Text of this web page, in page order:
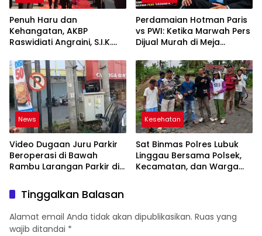
Penuh Haru dan
Kehangatan, AKBP
Raswidiati Angraini, S.I.K.
Lampung Utara
Perdamaian Hotman Paris
vs PWI: Ketika Marwah Pers
Dijual Murah di Meja
Syamsul Hadie (ASH)”
News
Video Dugaan Juru Parkir
Beroperasi di Bawah
Rambu Larangan Parkir di
Warganet Soroti Dugaan
Pelanggaran
Kesehatan
Sat Binmas Polres Lubuk
Linggau Bersama Polsek,
Kecamatan, dan Warga
Tinggalkan Balasan
Alamat email Anda tidak akan dipublikasikan. Ruas yang
wajib ditandai *